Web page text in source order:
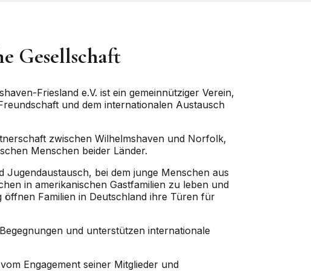
Gesellschaft
Friesland e.V. ist ein gemeinnütziger Verein,
und dem internationalen Austausch
zwischen Wilhelmshaven und Norfolk,
Menschen beider Länder.
bei dem junge Menschen aus
in amerikanischen Gastfamilien zu leben und
Familien in Deutschland ihre Türen für
und unterstützen internationale
Engagement seiner Mitglieder und